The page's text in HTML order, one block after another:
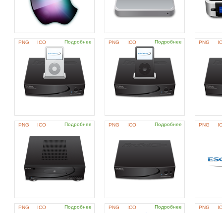
PNG ICO Подробнее PNG ICO Подробнее PNG
PNG ICO Подробнее PNG ICO Подробнее PNG
PNG ICO Подробнее PNG ICO Подробнее PNG